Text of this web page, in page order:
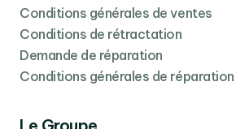
Conditions générales de ventes
Conditions de rétractation
Demande de réparation
Conditions générales de réparation